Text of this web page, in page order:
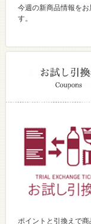
今週の新商品情報をお
す。
ポイントと引換えで商